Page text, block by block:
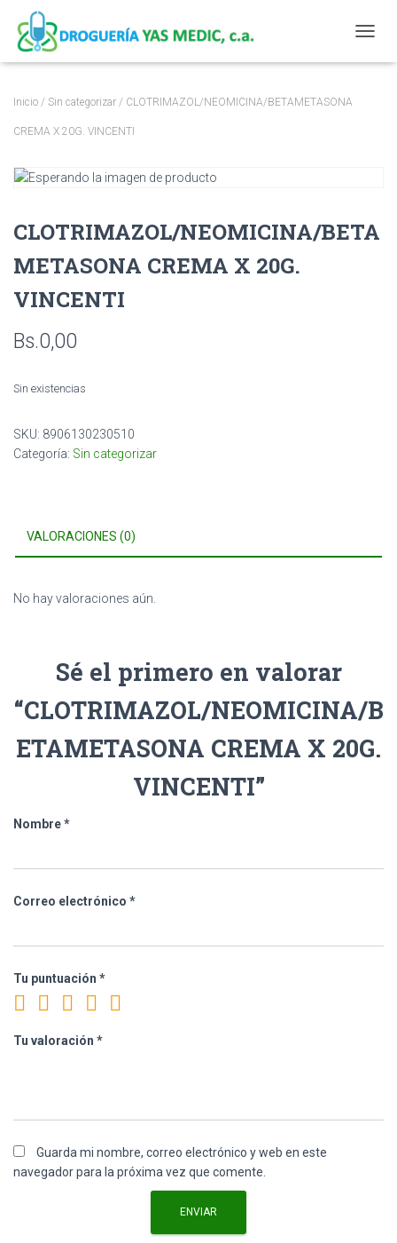
Inicio / Sin categorizar / CLOTRIMAZOL/NEOMICINA/BETAMETASONA
CREMA X 20G. VINCENTI
CLOTRIMAZOL/NEOMICINA/BETA
METASONA CREMA X 20G.
VINCENTI
Bs.0,00
Sin existencias
SKU: 8906130230510
Categoría: Sin categorizar
VALORACIONES (0)
No hay valoraciones aún.
Sé el primero en valorar
“CLOTRIMAZOL/NEOMICINA/B
ETAMETASONA CREMA X 20G.
VINCENTI”
Nombre*
Correo electrónico *
Tu puntuación *
Tu valoración *
Guarda mi nombre, correo electrónico y web en este
navegador para la próxima vez que comente.